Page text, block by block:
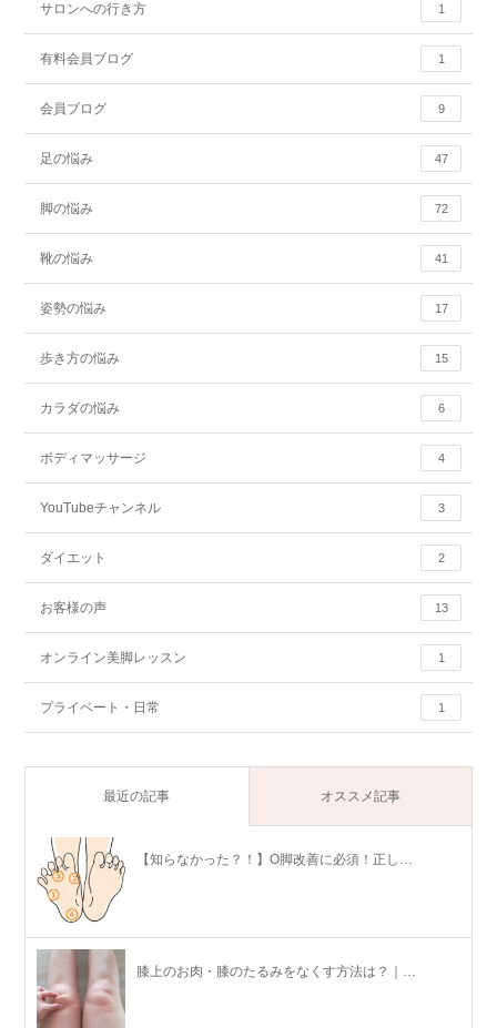
サロンへの行き方 1
有料会員ブログ 1
会員ブログ 9
足の悩み 47
脚の悩み 72
靴の悩み 41
姿勢の悩み 17
歩き方の悩み 15
カラダの悩み 6
ボディマッサージ 4
YouTubeチャンネル 3
ダイエット 2
お客様の声 13
オンライン美脚レッスン 1
プライベート・日常 1
最近の記事 オススメ記事
【知らなかった？！】O脚改善に必須！正し…
膝上のお肉・膝のたるみをなくす方法は？｜…